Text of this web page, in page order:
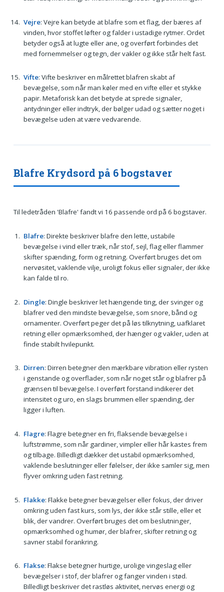
Vejre: Vejre kan betyde at blafre som et flag, der bæres af
vinden, hvor stoffet løfter og falder i ustadige rytmer. Ordet
betyder også at lugte eller ane, og overført forbindes det
med fornemmelser og tegn, der vakler og ikke står helt fast.
Vifte: Vifte beskriver en målrettet blafren skabt af
bevægelse, som når man køler med en vifte eller et stykke
papir. Metaforisk kan det betyde at sprede signaler,
antydninger eller indtryk, der bølger udad og sætter noget i
bevægelse uden at være vedvarende.
Blafre Krydsord på 6 bogstaver
Til ledetråden 'Blafre' fandt vi 16 passende ord på 6 bogstaver.
Blafre: Direkte beskriver blafre den lette, ustabile
bevægelse i vind eller træk, når stof, sejl, flag eller flammer
skifter spænding, form og retning. Overført bruges det om
nervøsitet, vaklende vilje, uroligt fokus eller signaler, der ikke
kan falde til ro.
Dingle: Dingle beskriver let hængende ting, der svinger og
blafrer ved den mindste bevægelse, som snore, bånd og
ornamenter. Overført peger det på løs tilknytning, uafklaret
retning eller opmærksomhed, der hænger og vakler, uden at
finde stabilt hvilepunkt.
Dirren: Dirren betegner den mærkbare vibration eller rysten
i genstande og overflader, som når noget står og blafrer på
grænsen til bevægelse. I overført forstand indikerer det
intensitet og uro, en slags brummen eller spænding, der
ligger i luften.
Flagre: Flagre betegner en fri, flaksende bevægelse i
luftstrømme, som når gardiner, vimpler eller hår kastes frem
og tilbage. Billedligt dækker det ustabil opmærksomhed,
vaklende beslutninger eller følelser, der ikke samler sig, men
flyver omkring uden fast retning.
Flakke: Flakke betegner bevægelser eller fokus, der driver
omkring uden fast kurs, som lys, der ikke står stille, eller et
blik, der vandrer. Overført bruges det om beslutninger,
opmærksomhed og humør, der blafrer, skifter retning og
savner stabil forankring.
Flakse: Flakse betegner hurtige, urolige vingeslag eller
bevægelser i stof, der blafrer og fanger vinden i stød.
Billedligt beskriver det rastløs aktivitet, nervøs energi og